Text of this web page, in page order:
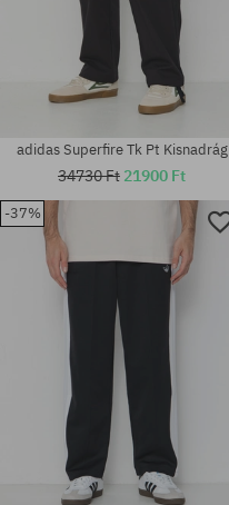
Elérhető méretek:
adidas Superfire Tk Pt Kisnadrág
34730 Ft 21900 Ft
-37%